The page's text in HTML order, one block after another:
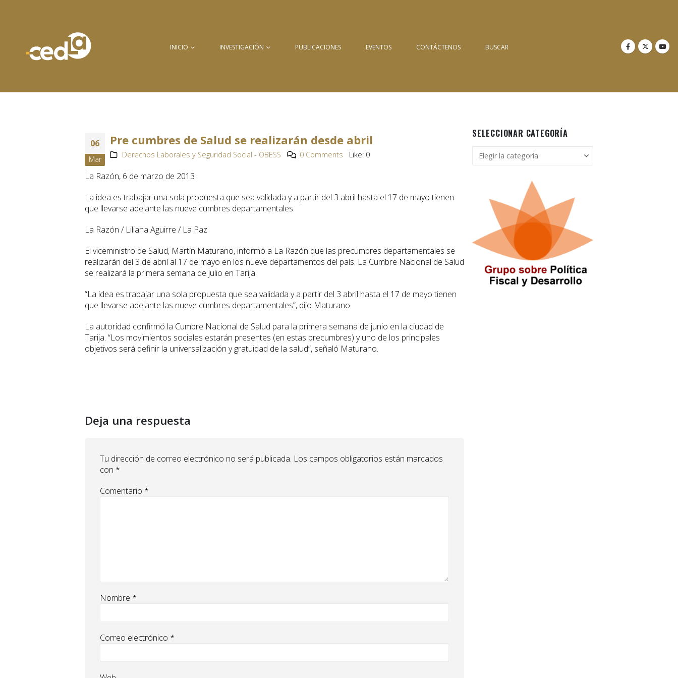
INICIO INVESTIGACIÓN PUBLICACIONES EVENTOS CONTÁCTENOS BUSCAR
06
Mar
Pre cumbres de Salud se realizarán desde abril
Derechos Laborales y Seguridad Social - OBESS 0 Comments Like: 0
La Razón, 6 de marzo de 2013
La idea es trabajar una sola propuesta que sea validada y a partir del 3 abril hasta el 17 de mayo tienen
que llevarse adelante las nueve cumbres departamentales.
La Razón / Liliana Aguirre / La Paz
El viceministro de Salud, Martín Maturano, informó a La Razón que las precumbres departamentales se
realizarán del 3 de abril al 17 de mayo en los nueve departamentos del país. La Cumbre Nacional de Salud
se realizará la primera semana de julio en Tarija.
“La idea es trabajar una sola propuesta que sea validada y a partir del 3 abril hasta el 17 de mayo tienen
que llevarse adelante las nueve cumbres departamentales”, dijo Maturano.
La autoridad confirmó la Cumbre Nacional de Salud para la primera semana de junio en la ciudad de
Tarija. “Los movimientos sociales estarán presentes (en estas precumbres) y uno de los principales
objetivos será definir la universalización y gratuidad de la salud”, señaló Maturano.
Deja una respuesta
Tu dirección de correo electrónico no será publicada. Los campos obligatorios están marcados
con *
Comentario *
Nombre *
Correo electrónico *
SELECCIONAR CATEGORÍA
Seleccionar
categoría